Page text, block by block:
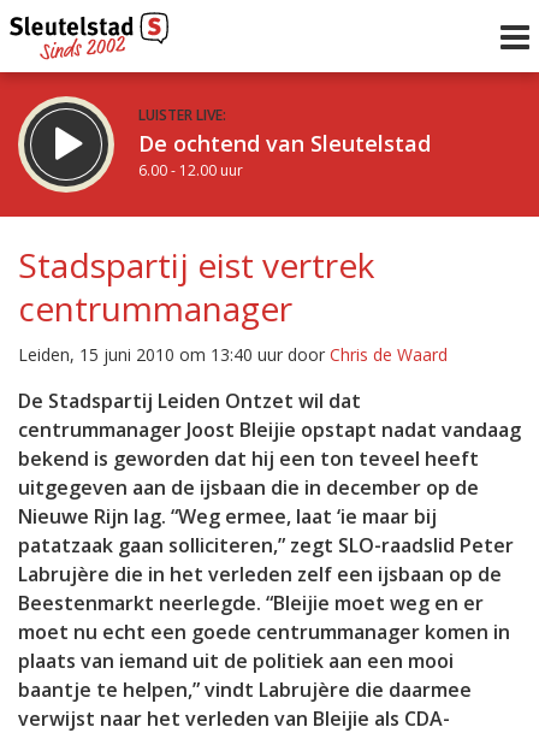
LUISTER LIVE:
De ochtend van Sleutelstad
6.00 - 12.00 uur
De middag van Sleutelstad
12.00 - 18.00 uur
Vorig uur
uur 1 van 0
Inklappen
Stadspartij eist vertrek
centrummanager
Leiden, 15 juni 2010 om 13:40 uur door Chris de Waard
De Stadspartij Leiden Ontzet wil dat
centrummanager Joost Bleijie opstapt nadat vandaag
bekend is geworden dat hij een ton teveel heeft
uitgegeven aan de ijsbaan die in december op de
Nieuwe Rijn lag. “Weg ermee, laat ‘ie maar bij
patatzaak gaan solliciteren,” zegt SLO-raadslid Peter
Labrujère die in het verleden zelf een ijsbaan op de
Beestenmarkt neerlegde. “Bleijie moet weg en er
moet nu echt een goede centrummanager komen in
plaats van iemand uit de politiek aan een mooi
baantje te helpen,” vindt Labrujère die daarmee
verwijst naar het verleden van Bleijie als CDA-